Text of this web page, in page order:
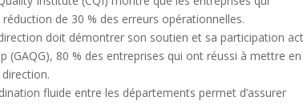
de 30 % des erreurs opérationnelles.
doit démontrer son soutien et sa participation
80 % des entreprises qui ont réussi à mettre en
fluide entre les départements permet d’assurer